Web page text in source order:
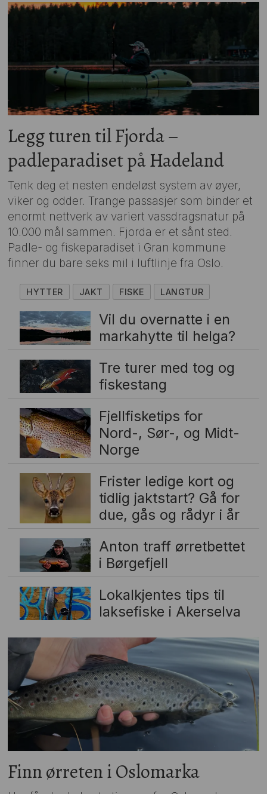
Legg turen til Fjorda –
padleparadiset på Hadeland
Tenk deg et nesten endeløst system av øyer,
viker og odder. Trange passasjer som binder et
enormt nettverk av variert vassdragsnatur på
10.000 mål sammen. Fjorda er et sånt sted.
Padle- og fiskeparadiset i Gran kommune
finner du bare seks mil i luftlinje fra Oslo.
HYTTER JAKT FISKE LANGTUR
Vil du overnatte i en
markahytte til helga?
Tre turer med tog og
fiskestang
Fjellfisketips for
Nord-, Sør-, og Midt-
Norge
Frister ledige kort og
tidlig jaktstart? Gå for
due, gås og rådyr i år
Anton traff ørretbettet
i Børgefjell
Lokalkjentes tips til
laksefiske i Akerselva
Finn ørreten i Oslomarka